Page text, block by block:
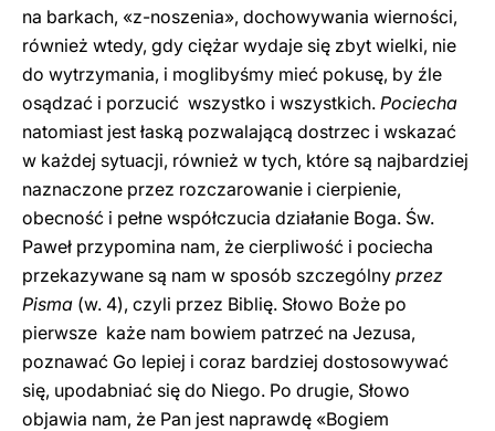
na barkach, «z-noszenia», dochowywania wierności,
również wtedy, gdy ciężar wydaje się zbyt wielki, nie
do wytrzymania, i moglibyśmy mieć pokusę, by źle
osądzać i porzucić wszystko i wszystkich. Pociecha
natomiast jest łaską pozwalającą dostrzec i wskazać
w każdej sytuacji, również w tych, które są najbardziej
naznaczone przez rozczarowanie i cierpienie,
obecność i pełne współczucia działanie Boga. Św.
Paweł przypomina nam, że cierpliwość i pociecha
przekazywane są nam w sposób szczególny przez
Pisma (w. 4), czyli przez Biblię. Słowo Boże po
pierwsze każe nam bowiem patrzeć na Jezusa,
poznawać Go lepiej i coraz bardziej dostosowywać
się, upodabniać się do Niego. Po drugie, Słowo
objawia nam, że Pan jest naprawdę «Bogiem